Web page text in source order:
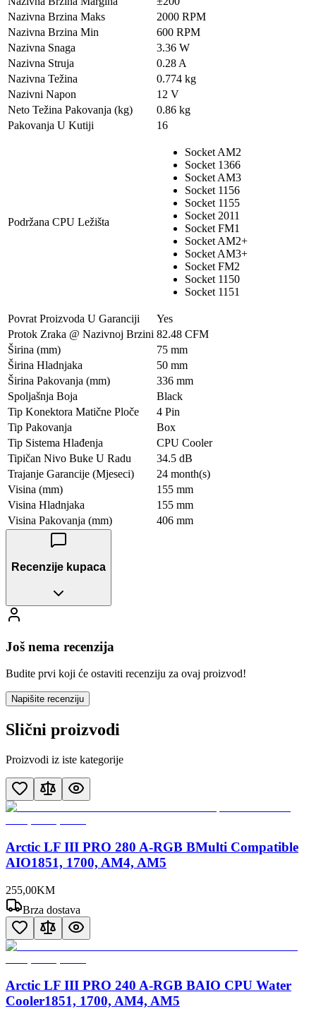
Nazivna Brzina Maks
2000 RPM
Nazivna Brzina Min
600 RPM
Nazivna Snaga
3.36 W
Nazivna Struja
0.28 A
Nazivna Težina
0.774 kg
Nazivni Napon
12 V
Neto Težina Pakovanja (kg)
0.86 kg
Pakovanja U Kutiji
16
Podržana CPU Ležišta
Socket AM2
Socket 1366
Socket AM3
Socket 1156
Socket 1155
Socket 2011
Socket FM1
Socket AM2+
Socket AM3+
Socket FM2
Socket 1150
Socket 1151
Povrat Proizvoda U Garanciji
Yes
Protok Zraka @ Nazivnoj Brzini 82.48 CFM
Širina (mm)
75 mm
Širina Hladnjaka
50 mm
Širina Pakovanja (mm)
336 mm
Spoljašnja Boja
Black
Tip Konektora Matične Ploče
4 Pin
Tip Pakovanja
Box
Tip Sistema Hlađenja
CPU Cooler
Tipičan Nivo Buke U Radu
34.5 dB
Trajanje Garancije (Mjeseci)
24 month(s)
Visina (mm)
155 mm
Visina Hladnjaka
155 mm
Visina Pakovanja (mm)
406 mm
Recenzije kupaca
Još nema recenzija
Budite prvi koji će ostaviti recenziju za ovaj proizvod!
Napišite recenziju
Slični proizvodi
Proizvodi iz iste kategorije
Arctic LF III PRO 280 A-RGB BMulti Compatible
AIO1851, 1700, AM4, AM5
255,00KM
Brza dostava
Arctic LF III PRO 240 A-RGB BAIO CPU Water
Cooler1851, 1700, AM4, AM5